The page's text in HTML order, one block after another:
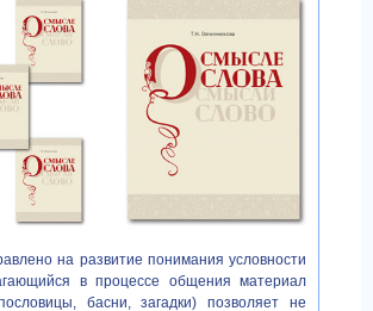
на развитие понимания условности
в процессе общения материал
басни, загадки) позволяет не